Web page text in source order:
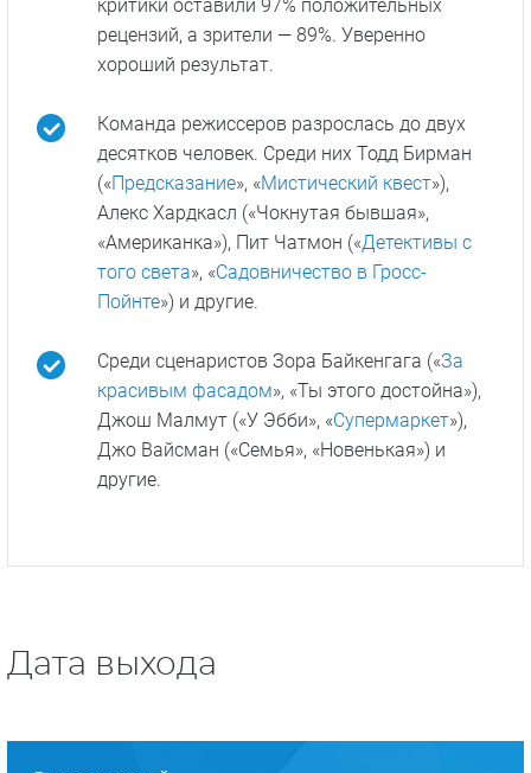
критики оставили 97% положительных
рецензий, а зрители — 89%. Уверенно
хороший результат.
Команда режиссеров разрослась до двух
десятков человек. Среди них Тодд Бирман
(«Предсказание», «Мистический квест»),
Алекс Хардкасл («Чокнутая бывшая»,
«Американка»), Пит Чатмон («Детективы с
того света», «Садовничество в Гросс-
Пойнте») и другие.
Среди сценаристов Зора Байкенгага («За
красивым фасадом», «Ты этого достойна»),
Джош Малмут («У Эбби», «Супермаркет»),
Джо Вайсман («Семья», «Новенькая») и
другие.
Дата выхода